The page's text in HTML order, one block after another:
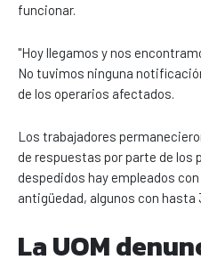
funcionar.
"Hoy llegamos y nos
No tuvimos ninguna
de los operarios afectados.
Los trabajadores
de respuestas por parte de los
despedidos hay empleados
antigüedad, algunos con hasta
La UOM